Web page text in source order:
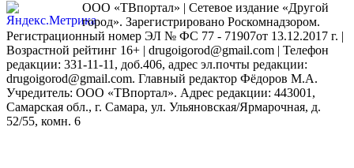
ООО «ТВпортал» | Сетевое издание «Другой
город». Зарегистрировано Роскомнадзором.
Регистрационный номер ЭЛ № ФС 77 - 71907от 13.12.2017 г. |
Возрастной рейтинг 16+ | drugoigorod@gmail.com | Телефон
редакции: 331-11-11, доб.406, адрес эл.почты редакции:
drugoigorod@gmail.com. Главный редактор Фёдоров М.А.
Учредитель: ООО «ТВпортал». Адрес редакции: 443001,
Самарская обл., г. Самара, ул. Ульяновская/Ярмарочная, д.
52/55, комн. 6